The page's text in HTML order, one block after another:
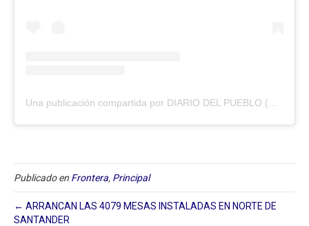
Publicado en Frontera, Principal
← ARRANCAN LAS 4079 MESAS INSTALADAS EN NORTE DE
SANTANDER